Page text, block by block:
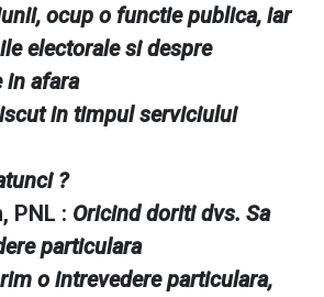
ocup o functie publica, iar
electorale si despre
in afara
in timpul serviciului
?
PNL : Oricind doriti dvs. Sa
particulara
o intrevedere particulara,